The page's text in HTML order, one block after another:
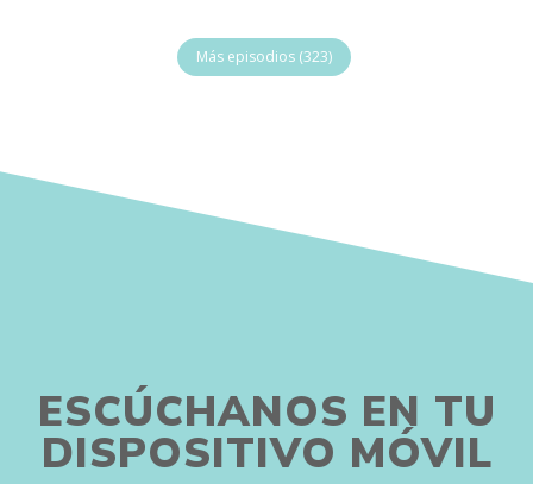
Más episodios (323)
ESCÚCHANOS EN TU
DISPOSITIVO MÓVIL